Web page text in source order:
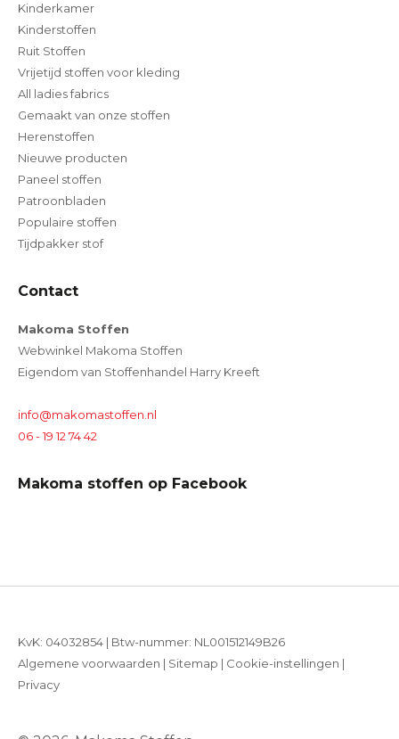
Kinderkamer
Kinderstoffen
Ruit Stoffen
Vrijetijd stoffen voor kleding
All ladies fabrics
Gemaakt van onze stoffen
Herenstoffen
Nieuwe producten
Paneel stoffen
Patroonbladen
Populaire stoffen
Tijdpakker stof
Contact
Makoma Stoffen
Webwinkel Makoma Stoffen
Eigendom van Stoffenhandel Harry Kreeft
info@makomastoffen.nl
06 - 19 12 74 42
Makoma stoffen op Facebook
KvK: 04032854 | Btw-nummer: NL001512149B26
Algemene voorwaarden | Sitemap | Cookie-instellingen |
Privacy